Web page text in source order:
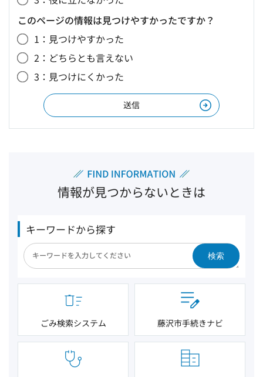
このページの情報は見つけやすかったですか？
1：見つけやすかった
2：どちらとも言えない
3：見つけにくかった
情報が見つからないときは
キーワードから探す
検索
ごみ検索システム 藤沢市手続きナビ